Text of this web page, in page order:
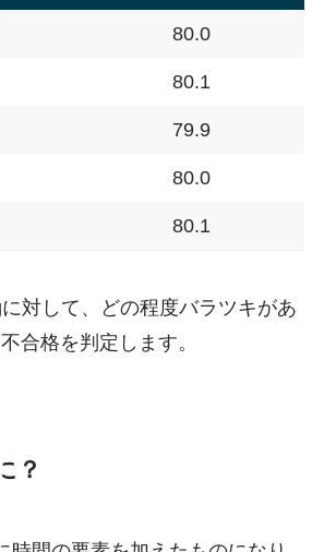
80.0
80.1
79.9
80.0
80.1
対して、どの程度バラツキがあ
合格を判定します。
？